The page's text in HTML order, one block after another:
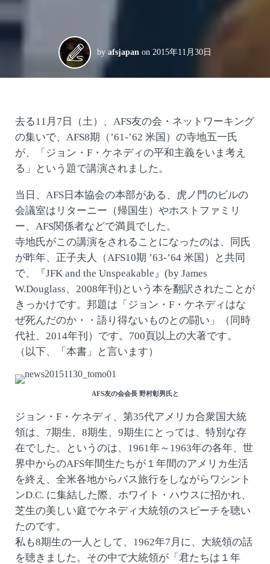
by afsjapan on 2015年11月30日
去る11月7日（土）、AFS友の会・ネットワーキング
の集いで、AFS8期（’61-’62 米国）の寺地五一氏
が、「ジョン・F・ケネディの平和主義をいま考え
る」という題で講演されました。
当日、AFS日本協会の本部がある、虎ノ門のビルの
会議室はリターニー（帰国生）やホストファミリ
ー、AFS関係者などで満員でした。
寺地氏がこの講演をされることになったのは、同氏
が昨年、正子夫人（AFS10期 ’63-’64 米国）と共同
で、『JFK and the Unspeakable』(by James
W.Douglass、2008年刊)という本を翻訳されたことが
きっかけです。邦題は「ジョン・F・ケネディはな
ぜ死んだのか・・語り得ないものとの闘い」（同時
代社、2014年刊）です。700頁以上の大著です。
（以下、「本書」と言います）
AFS友の会会長 野村彰男氏と
ジョン・F・ケネディ、第35代アメリカ合衆国大統
領は、7期生、8期生、9期生にとっては、特別な存
在でした。というのは、1961年～1963年の各年、世
界中からのAFS年間生たちが１年間のアメリカ生活
を終え、全米各地からバス旅行をしながらワシント
ンD.C. に集結した際、ホワイト・ハウスに招かれ、
芝生の美しい庭でケネディ大統領のスピーチを聴い
たのです。
私も8期生の一人として、1962年7月に、大統領の話
を聴きました。その中で大統領が「君たちは１年